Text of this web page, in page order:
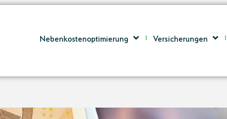
Nebenkostenoptimierung Versicherungen